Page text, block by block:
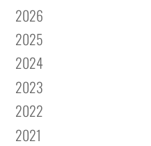
2026
2025
2024
2023
2022
2021